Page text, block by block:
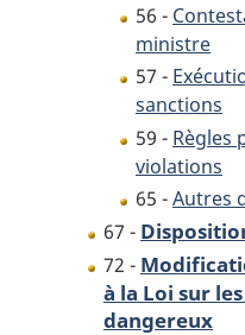
56 -
ministre
57 -
sanctions
59 - Règles
violations
65 -Autres
67 -
72 -
à la Loi sur
dangereux